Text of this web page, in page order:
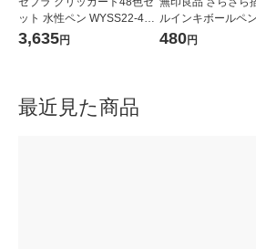
ット 水性ペン WYSS22-48C
-N 1セット
3,635円
ルインキボールペン
式 0.5mm 黒 1セッ
480円
最近見た商品